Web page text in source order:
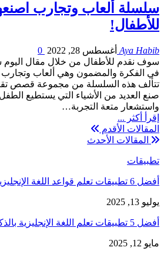
سلسلة ألعاب وتجارب
للأطفال!
Aya Habib أغسطس 28, 2022
سوف نقدم للأطفال من خلال مقال
في الفكرة والمضمون وهي ألعاب
تتألف هذه السلسلة من مجموعة قصص
صنع العديد من الأشياء التي يستطيع
واستشعار متعة التجربة…
إقرأ أكثر ...
المقالات الأقدم
المقالات الأحدث
تطبيقات
أفضل 6 تطبيقات تعلم قواعد اللغة الإنجليزية للاندرويد!
يوليو 13, 2025
أفضل 5 تطبيقات تعلم اللغة الإنجليزية بالذكاء الاصطناعي…
مايو 12, 2025